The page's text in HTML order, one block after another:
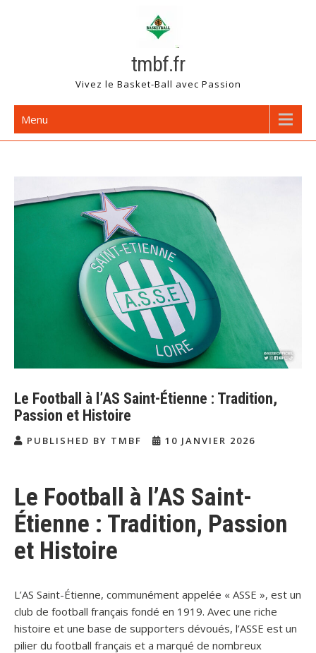
tmbf.fr
Vivez le Basket-Ball avec Passion
Menu
Le Football à l’AS Saint-Étienne : Tradition,
Passion et Histoire
PUBLISHED BY TMBF 10 JANVIER 2026
Le Football à l’AS Saint-
Étienne : Tradition, Passion
et Histoire
L’AS Saint-Étienne, communément appelée « ASSE », est un
club de football français fondé en 1919. Avec une riche
histoire et une base de supporters dévoués, l’ASSE est un
pilier du football français et a marqué de nombreux